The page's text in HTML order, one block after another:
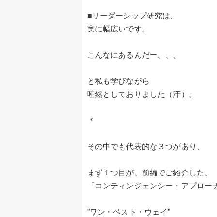
■リーダーシップ研究は、
実に幅広いです。
こんなにあるんだー、、、
と私も学びながら
唖然としておりました（汗）。
＊
その中でも代表的な３つがあり、
まず１つ目が、前編でご紹介した、
「コンティンジェンシー・アプロー
”ワン・ベスト・ウェイ”